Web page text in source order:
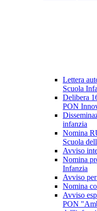
Lettera
Scuola
Delibera
PON
infanzia
Nomina
Scuola
Avviso
Nomina
Infanzia
Avviso
Nomina
Avviso
PON